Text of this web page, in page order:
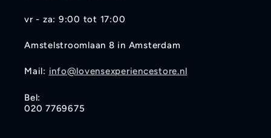
vr - za: 9:00 tot 17:00
Amstelstroomlaan 8 in Amsterdam
Mail: info@lovensexperiencestore.nl
Bel:
020 7769675